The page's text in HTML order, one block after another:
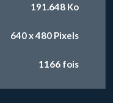
191.648 Ko
640 x 480 Pixels
1166 fois